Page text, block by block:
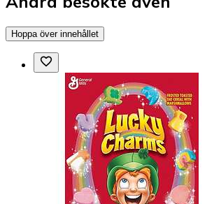
Hoppa över innehållet